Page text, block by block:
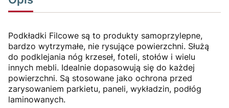
Podkładki Filcowe są to produkty samoprzylepne,
bardzo wytrzymałe, nie rysujące powierzchni. Służą
do podklejania nóg krzeseł, foteli, stołów i wielu
innych mebli. Idealnie dopasowują się do każdej
powierzchni. Są stosowane jako ochrona przed
zarysowaniem parkietu, paneli, wykładzin, podłóg
laminowanych.